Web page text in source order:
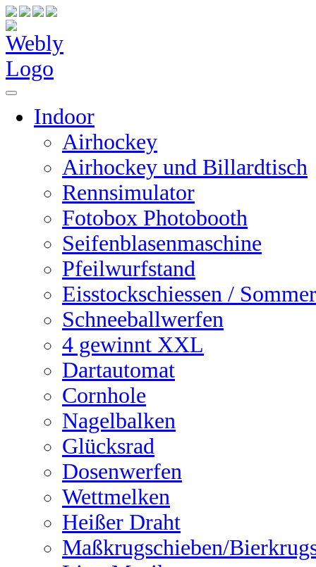
Indoor
Airhockey
Airhockey und Billardtisch
Rennsimulator
Fotobox Photobooth
Seifenblasenmaschine
Pfeilwurfstand
Eisstockschiessen /
Schneeballwerfen
4 gewinnt XXL
Dartautomat
Cornhole
Nagelbalken
Glücksrad
Dosenwerfen
Wettmelken
Heißer Draht
Maßkrugschieben/